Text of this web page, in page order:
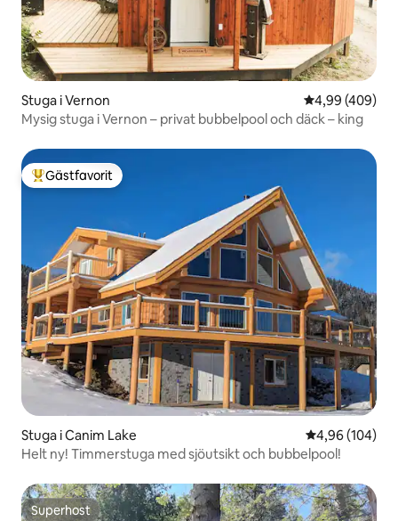
Stuga i Vernon 4,99 av 5 i
4,99 (409)
Mysig stuga i Vernon – privat bubbelpool och däck – king
Populär gästfavorit
Gästfavorit
Stuga i Canim Lake 4,96 av 5 i
4,96 (104)
Helt ny! Timmerstuga med sjöutsikt och bubbelpool!
Superhost